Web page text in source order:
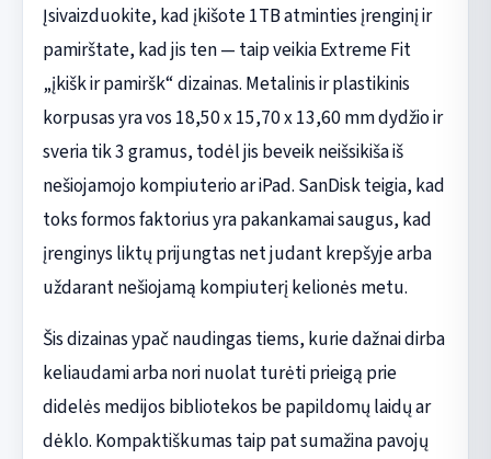
Įsivaizduokite, kad įkišote 1TB atminties įrenginį ir
pamirštate, kad jis ten — taip veikia Extreme Fit
„įkišk ir pamiršk“ dizainas. Metalinis ir plastikinis
korpusas yra vos 18,50 x 15,70 x 13,60 mm dydžio ir
sveria tik 3 gramus, todėl jis beveik neišsikiša iš
nešiojamojo kompiuterio ar iPad. SanDisk teigia, kad
toks formos faktorius yra pakankamai saugus, kad
įrenginys liktų prijungtas net judant krepšyje arba
uždarant nešiojamą kompiuterį kelionės metu.
Šis dizainas ypač naudingas tiems, kurie dažnai dirba
keliaudami arba nori nuolat turėti prieigą prie
didelės medijos bibliotekos be papildomų laidų ar
dėklo. Kompaktiškumas taip pat sumažina pavojų